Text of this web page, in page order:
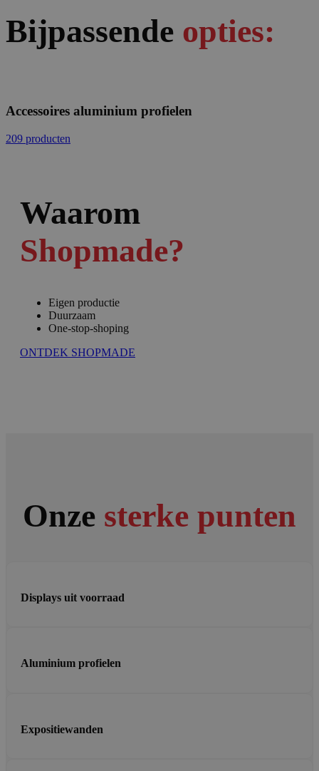
Bijpassende opties:
Accessoires aluminium profielen
209 producten
Waarom
Shopmade?
Eigen productie
Duurzaam
One-stop-shoping
ONTDEK SHOPMADE
Onze sterke punten
Displays uit voorraad
Aluminium profielen
Expositiewanden